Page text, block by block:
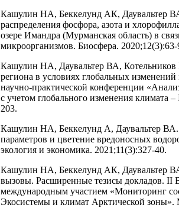
Кашулин НА, Беккелунд АК, Даувальтер
распределения фосфора, азота и
озере Имандра (Мурманская область) в
микроорганизмов. Биосфера. 2020;12(3):63-
Кашулин НА, Даувальтер ВА,
региона в условиях глобальных
научно-практической конференции
с учетом глобального изменения
203.
Кашулин НА, Беккелунд А, Даувальтер
параметров и цветение вредоносных
экология и экономика. 2021;11(3):327-40.
Кашулин НА, Беккелунд АК, Даувальтер
вызовы. Расширенные тезисы докладов. II
международным участием «Мониторинг
Экосистемы и климат Арктической зоны».